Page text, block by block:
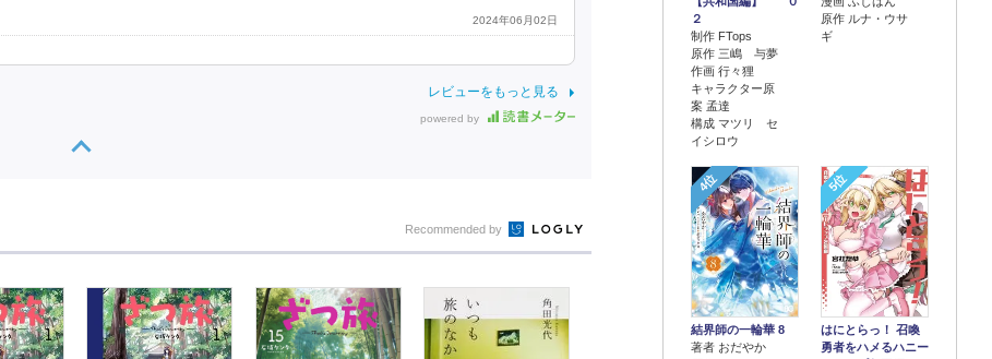
2024年06月02日
レビューをもっと見る
powered by
２
制作 FTops
原作 三嶋 与夢
作画 行々狸
キャラクター原
案 孟達
構成 マツリ セ
イシロウ
原作 ルナ・ウサ
ギ
4位
結界師の一輪華 8
著者 おだやか
5位
はにとらっ！ 召喚
勇者をハメるハニー
Recommended by